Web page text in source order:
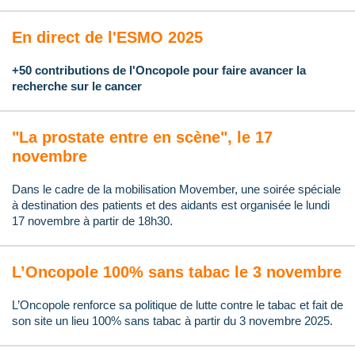
En direct de l'ESMO 2025
+50 contributions de l'Oncopole pour faire avancer la
recherche sur le cancer
"La prostate entre en scène", le 17
novembre
Dans le cadre de la mobilisation Movember, une soirée spéciale
à destination des patients et des aidants est organisée le lundi
17 novembre à partir de 18h30.
L’Oncopole 100% sans tabac le 3 novembre
L’Oncopole renforce sa politique de lutte contre le tabac et fait de
son site un lieu 100% sans tabac à partir du 3 novembre 2025.